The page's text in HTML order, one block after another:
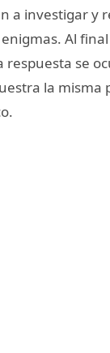
a investigar y
Al
se
la misma